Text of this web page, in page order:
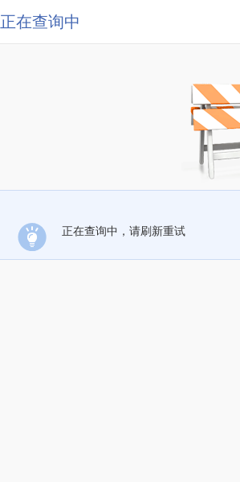
正在查询中
正在查询中，请刷新重试